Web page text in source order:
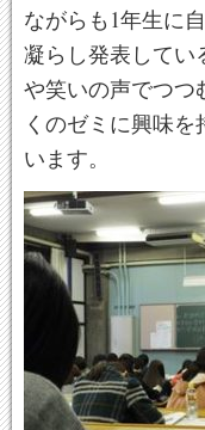
ながらも1年生に
凝らし発表してい
や笑いの声でつつ
くのゼミに興味
います。